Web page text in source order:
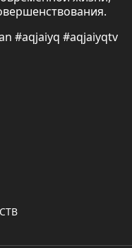
#aqjaiyq #aqjaiyqtv